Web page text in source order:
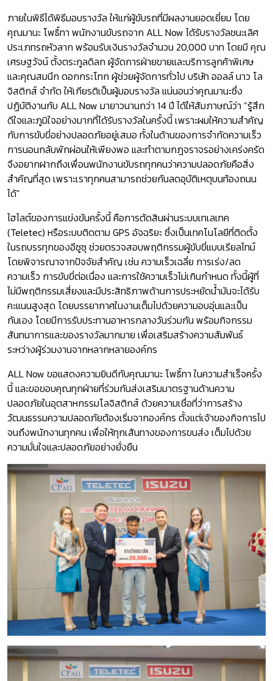
ภายในพิธีได้พิธีมอบรางวัล ให้แก่ผู้ขับรถที่มีผลงานยอดเยี่ยม โดย
คุณมานะ โพธิ์ทา พนักงานขับรถจาก ALL Now ได้รับรางวัลชนะเลิศ
ประเภทรถหัวลาก พร้อมรับเงินรางวัลจำนวน 20,000 บาท โดยมี คุณ
เศรษฐวัจน์ ตั้งตระกูลดิลก ผู้จัดการฝ่ายขายและบริการลูกค้าพิเศษ
และคุณสมนึก ดอกกระโทก ผู้ช่วยผู้จัดการทั่วไป บริษัท ออลล์ นาว โล
จิสติกส์ จำกัด ให้เกียรติเป็นผู้มอบรางวัล แน่นอนว่าคุณมานะซึ่ง
ปฏิบัติงานกับ ALL Now มายาวนานกว่า 14 ปี ได้ให้สัมภาษณ์ว่า “รู้สึก
ดีใจและภูมิใจอย่างมากที่ได้รับรางวัลในครั้งนี้ เพราะผมให้ความสำคัญ
กับการขับขี่อย่างปลอดภัยอยู่เสมอ ทั้งในด้านของการจำกัดความเร็ว
การนอนกลับพักผ่อนให้เพียงพอ และทำตามกฎจราจรอย่างเคร่งครัด
จึงอยากฝากถึงเพื่อนพนักงานขับรถทุกคนว่าความปลอดภัยคือสิ่ง
สำคัญที่สุด เพราะเราทุกคนสามารถช่วยกันลดอุบัติเหตุบนท้องถนน
ได้”
ไฮไลต์ของการแข่งขันครั้งนี้ คือการตัดสินผ่านระบบเทเลเทค
(Teletec) หรือระบบติดตาม GPS อัจฉริยะ ซึ่งเป็นเทคโนโลยีที่ติดตั้ง
ในรถบรรทุกของอีซูซุ ช่วยตรวจสอบพฤติกรรมผู้ขับขี่แบบเรียลไทม์
โดยพิจารณาจากปัจจัยสำคัญ เช่น ความเร็วเฉลี่ย การเร่ง/ลด
ความเร็ว การขับขี่ต่อเนื่อง และการใช้ความเร็วไม่เกินกำหนด ทั้งนี้ผู้ที่
ไม่มีพฤติกรรมเสี่ยงและมีประสิทธิภาพด้านการประหยัดน้ำมันจะได้รับ
คะแนนสูงสุด โดยบรรยากาศในงานเต็มไปด้วยความอบอุ่นและเป็น
กันเอง โดยมีการรับประทานอาหารกลางวันร่วมกัน พร้อมกิจกรรม
สันทนาการและของรางวัลมากมาย เพื่อเสริมสร้างความสัมพันธ์
ระหว่างผู้ร่วมงานจากหลากหลายองค์กร
ALL Now ขอแสดงความยินดีกับคุณมานะ โพธิ์ทา ในความสำเร็จครั้ง
นี้ และขอขอบคุณทุกฝ่ายที่ร่วมกันส่งเสริมมาตรฐานด้านความ
ปลอดภัยในอุตสาหกรรมโลจิสติกส์ ด้วยความเชื่อที่ว่าการสร้าง
วัฒนธรรมความปลอดภัยต้องเริ่มจากองค์กร ตั้งแต่เจ้าของกิจการไป
จนถึงพนักงานทุกคน เพื่อให้ทุกเส้นทางของการขนส่ง เต็มไปด้วย
ความมั่นใจและปลอดภัยอย่างยั่งยืน